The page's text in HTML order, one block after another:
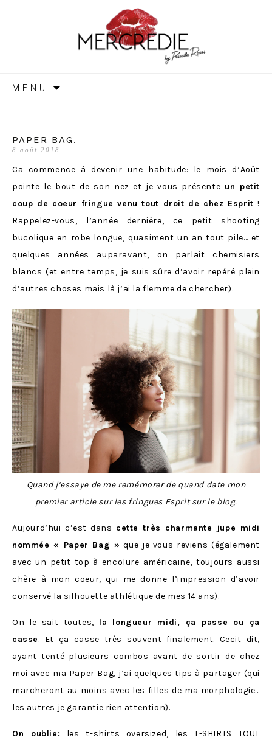
MERCREDIE
MENU
PAPER BAG.
8 août 2018
Ca commence à devenir une habitude: le mois d’Août
pointe le bout de son nez et je vous présente un petit
coup de coeur fringue venu tout droit de chez Esprit!
Rappelez-vous, l’année dernière, ce petit shooting
bucolique en robe longue, quasiment un an tout pile… et
quelques années auparavant, on parlait chemisiers
blancs (et entre temps, je suis sûre d’avoir repéré plein
d’autres choses mais là j’ai la flemme de chercher).
Quand j’essaye de me remémorer de quand date mon
premier article sur les fringues Esprit sur le blog.
Aujourd’hui c’est dans cette très charmante jupe midi
nommée « Paper Bag » que je vous reviens (également
avec un petit top à encolure américaine, toujours aussi
chère à mon coeur, qui me donne l’impression d’avoir
conservé la silhouette athlétique de mes 14 ans).
On le sait toutes, la longueur midi, ça passe ou ça
casse. Et ça casse très souvent finalement. Cecit dit,
ayant tenté plusieurs combos avant de sortir de chez
moi avec ma Paper Bag, j’ai quelques tips à partager (qui
marcheront au moins avec les filles de ma morphologie…
les autres je garantie rien attention).
On oublie: les t-shirts oversized, les T-SHIRTS TOUT